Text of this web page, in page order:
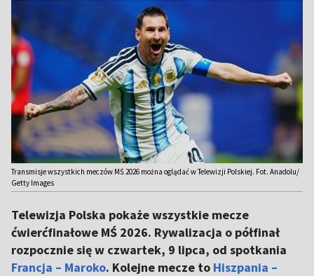
Transmisje wszystkich meczów MŚ 2026 można oglądać w Telewizji Polskiej. Fot. Anadolu/
Getty Images
Telewizja Polska pokaże wszystkie mecze
ćwierćfinałowe MŚ 2026. Rywalizacja o półfinał
rozpocznie się w czwartek, 9 lipca, od spotkania
Francja – Maroko. Kolejne mecze to Hiszpania –